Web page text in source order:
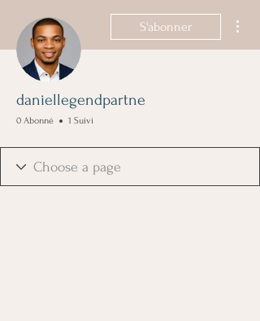
S'abonner
daniellegendpartne
0 Abonné 1 Suivi